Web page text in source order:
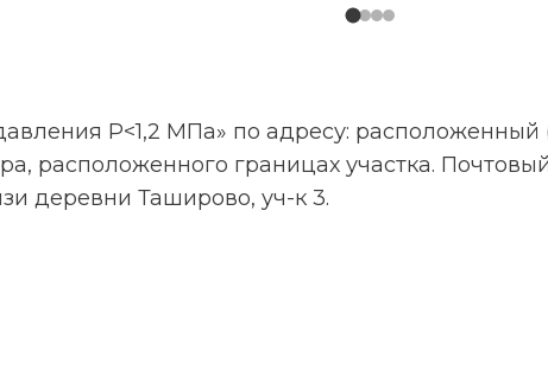
Р<1,2 МПа» по адресу:
расположенного границах участка.
деревни Таширово, уч-к 3.